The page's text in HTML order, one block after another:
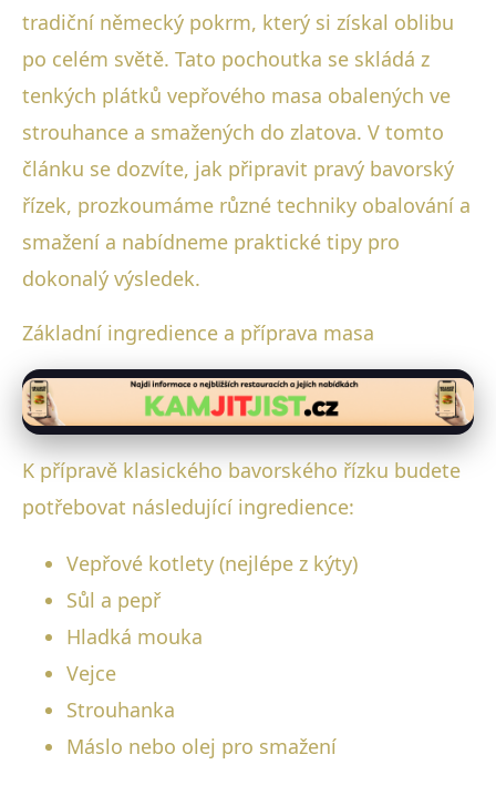
křupavost!
24. 10. 2025· 3 min čtení · Autor: Luboš Steiner
tradiční německý pokrm, který si získal oblibu
po celém světě. Tato pochoutka se skládá z
tenkých plátků vepřového masa obalených ve
strouhance a smažených do zlatova. V tomto
článku se dozvíte, jak připravit pravý bavorský
řízek, prozkoumáme různé techniky obalování a
smažení a nabídneme praktické tipy pro
dokonalý výsledek.
Základní ingredience a příprava masa
K přípravě klasického bavorského řízku budete
potřebovat následující ingredience:
Vepřové kotlety (nejlépe z kýty)
Sůl a pepř
Hladká mouka
Vejce
Strouhanka
Máslo nebo olej pro smažení